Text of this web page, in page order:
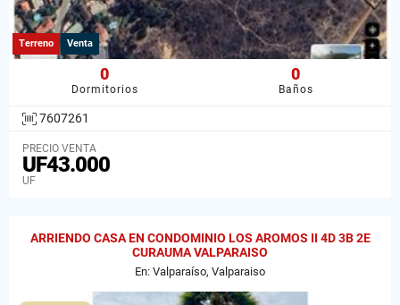
Terreno Venta
0
Dormitorios
0
Baños
7607261
PRECIO VENTA
UF43.000
UF
ARRIENDO CASA EN CONDOMINIO LOS AROMOS II 4D 3B 2E
CURAUMA VALPARAISO
En: Valparaíso, Valparaiso